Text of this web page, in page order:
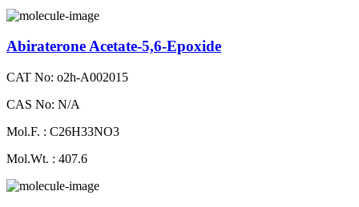
Abiraterone Acetate-5,6-Epoxide
CAT No: o2h-A002015
CAS No: N/A
Mol.F. : C26H33NO3
Mol.Wt. : 407.6